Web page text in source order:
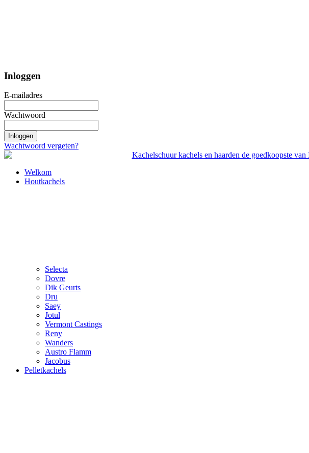
Inloggen
E-mailadres
Wachtwoord
Inloggen
Wachtwoord vergeten?
Welkom
Houtkachels
Selecta
Dovre
Dik Geurts
Dru
Saey
Jotul
Vermont Castings
Reny
Wanders
Austro Flamm
Jacobus
Pelletkachels